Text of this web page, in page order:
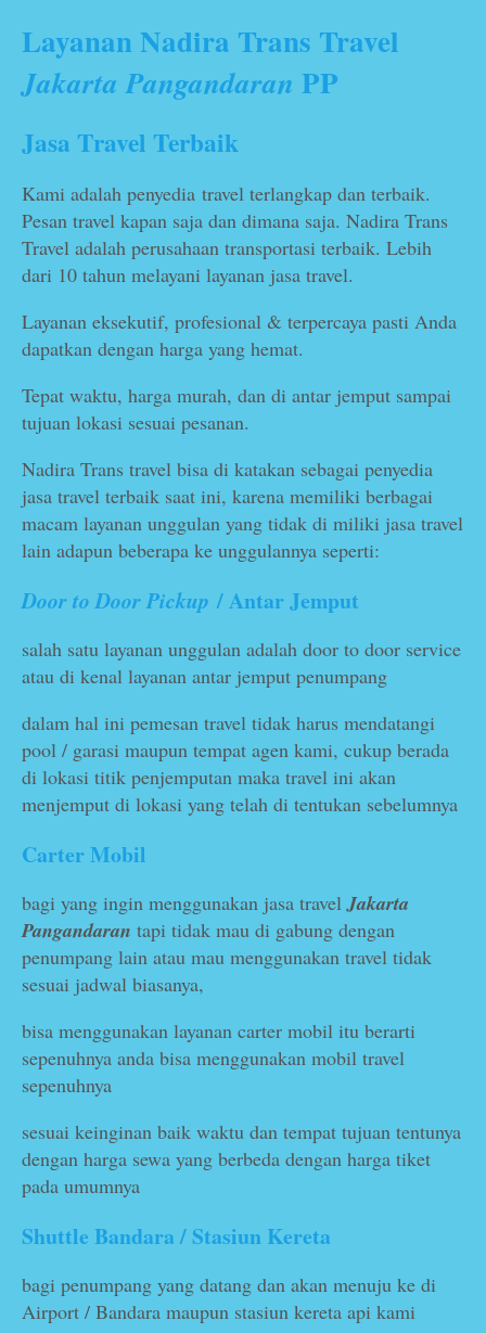
Layanan Nadira Trans Travel
Jakarta Pangandaran PP
Jasa Travel Terbaik
Kami adalah penyedia travel terlangkap dan terbaik.
Pesan travel kapan saja dan dimana saja. Nadira Trans
Travel adalah perusahaan transportasi terbaik. Lebih
dari 10 tahun melayani layanan jasa travel.
Layanan eksekutif, profesional & terpercaya pasti Anda
dapatkan dengan harga yang hemat.
Tepat waktu, harga murah, dan di antar jemput sampai
tujuan lokasi sesuai pesanan.
Nadira Trans travel bisa di katakan sebagai penyedia
jasa travel terbaik saat ini, karena memiliki berbagai
macam layanan unggulan yang tidak di miliki jasa travel
lain adapun beberapa ke unggulannya seperti:
Door to Door Pickup / Antar Jemput
salah satu layanan unggulan adalah door to door service
atau di kenal layanan antar jemput penumpang
dalam hal ini pemesan travel tidak harus mendatangi
pool / garasi maupun tempat agen kami, cukup berada
di lokasi titik penjemputan maka travel ini akan
menjemput di lokasi yang telah di tentukan sebelumnya
Carter Mobil
bagi yang ingin menggunakan jasa travel Jakarta
Pangandaran tapi tidak mau di gabung dengan
penumpang lain atau mau menggunakan travel tidak
sesuai jadwal biasanya,
bisa menggunakan layanan carter mobil itu berarti
sepenuhnya anda bisa menggunakan mobil travel
sepenuhnya
sesuai keinginan baik waktu dan tempat tujuan tentunya
dengan harga sewa yang berbeda dengan harga tiket
pada umumnya
Shuttle Bandara / Stasiun Kereta
bagi penumpang yang datang dan akan menuju ke di
Airport / Bandara maupun stasiun kereta api kami